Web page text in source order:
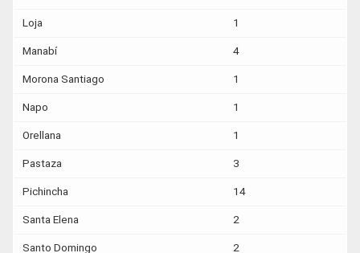
Loja 1
Manabí 4
Morona Santiago 1
Napo 1
Orellana 1
Pastaza 3
Pichincha 14
Santa Elena 2
Santo Domingo 2